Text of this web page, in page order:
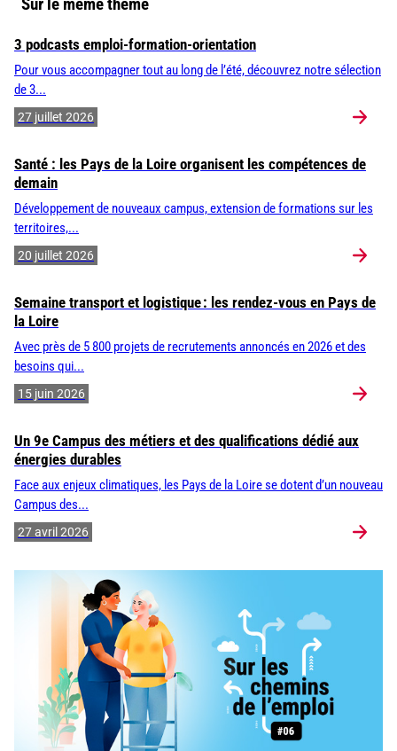
3 podcasts emploi-formation-orientation
Pour vous accompagner tout au long de l’été, découvrez notre sélection
de 3...
27 juillet 2026
Santé : les Pays de la Loire organisent les compétences de
demain
Développement de nouveaux campus, extension de formations sur les
territoires,...
20 juillet 2026
Semaine transport et logistique : les rendez-vous en Pays de
la Loire
Avec près de 5 800 projets de recrutements annoncés en 2026 et des
besoins qui...
15 juin 2026
Un 9e Campus des métiers et des qualifications dédié aux
énergies durables
Face aux enjeux climatiques, les Pays de la Loire se dotent d’un nouveau
Campus des...
27 avril 2026